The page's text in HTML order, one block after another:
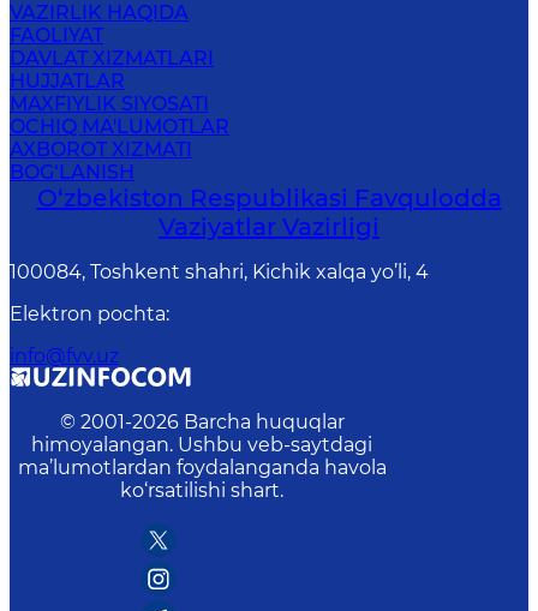
VAZIRLIK HAQIDA
FAOLIYAT
DAVLAT XIZMATLARI
HUJJATLAR
MAXFIYLIK SIYOSATI
OCHIQ MA'LUMOTLAR
AXBOROT XIZMATI
BOG‘LANISH
O‘zbеkistоn Rеspublikаsi Favqulodda
Vaziyatlar Vazirligi
100084, Toshkent shahri, Kichik xalqa yo’li, 4
Elektron pochta:
info@fvv.uz
© 2001-2026 Barcha huquqlar
himoyalangan. Ushbu veb-saytdagi
ma’lumotlardan foydalanganda havola
ko‘rsatilishi shart.